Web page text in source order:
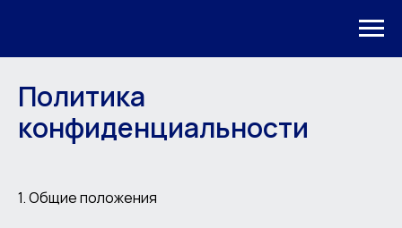
Политика
конфиденциальности
1. Общие положения